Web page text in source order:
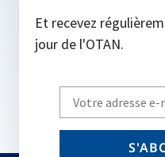
Et recevez
jour de l'OTAN.
Write
your
email